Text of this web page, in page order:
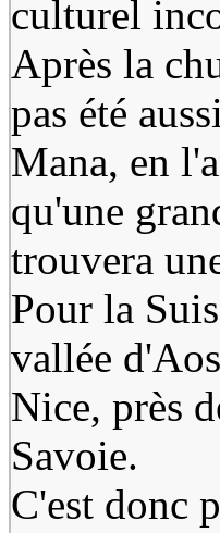
culturel
Après la
pas été
Mana, en
qu'une
trouvera
Pour la
vallée
Nice, près
Savoie.
C'est donc